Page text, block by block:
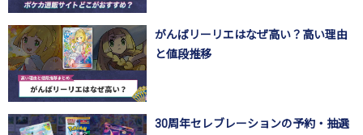
がんばリーリエはなぜ高い？高い理由
と値段推移
30周年セレブレーションの予約・抽選